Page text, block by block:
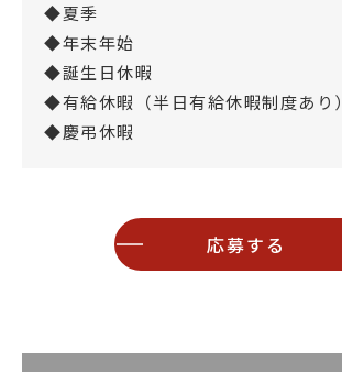
◆夏季
◆年末年始
◆誕生日休暇
◆有給休暇（半日有給休暇制度あり）
◆慶弔休暇
応募する